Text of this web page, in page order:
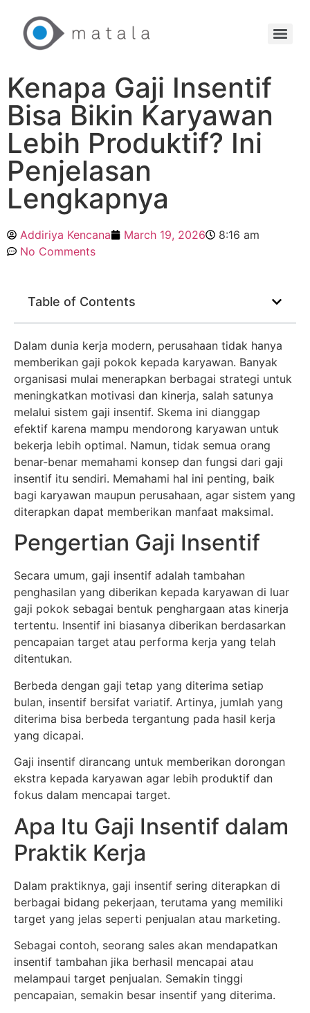
Kenapa Gaji Insentif
Bisa Bikin Karyawan
Lebih Produktif? Ini
Penjelasan
Lengkapnya
Addiriya Kencana March 19, 2026
8:16 am
No Comments
Table of Contents
Dalam dunia kerja modern, perusahaan tidak hanya
memberikan gaji pokok kepada karyawan. Banyak
organisasi mulai menerapkan berbagai strategi untuk
meningkatkan motivasi dan kinerja, salah satunya
melalui sistem gaji insentif. Skema ini dianggap
efektif karena mampu mendorong karyawan untuk
bekerja lebih optimal. Namun, tidak semua orang
benar-benar memahami konsep dan fungsi dari gaji
insentif itu sendiri. Memahami hal ini penting, baik
bagi karyawan maupun perusahaan, agar sistem yang
diterapkan dapat memberikan manfaat maksimal.
Pengertian Gaji Insentif
Secara umum, gaji insentif adalah tambahan
penghasilan yang diberikan kepada karyawan di luar
gaji pokok sebagai bentuk penghargaan atas kinerja
tertentu. Insentif ini biasanya diberikan berdasarkan
pencapaian target atau performa kerja yang telah
ditentukan.
Berbeda dengan gaji tetap yang diterima setiap
bulan, insentif bersifat variatif. Artinya, jumlah yang
diterima bisa berbeda tergantung pada hasil kerja
yang dicapai.
Gaji insentif dirancang untuk memberikan dorongan
ekstra kepada karyawan agar lebih produktif dan
fokus dalam mencapai target.
Apa Itu Gaji Insentif dalam
Praktik Kerja
Dalam praktiknya, gaji insentif sering diterapkan di
berbagai bidang pekerjaan, terutama yang memiliki
target yang jelas seperti penjualan atau marketing.
Sebagai contoh, seorang sales akan mendapatkan
insentif tambahan jika berhasil mencapai atau
melampaui target penjualan. Semakin tinggi
pencapaian, semakin besar insentif yang diterima.